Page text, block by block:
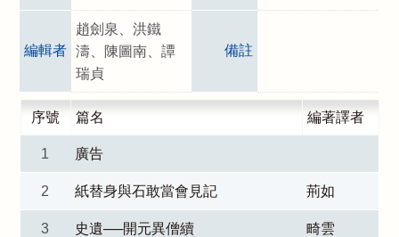
編輯者
趙劍泉、洪鐵
濤、陳圖南、譚
瑞貞
備註
序號 篇名 編著譯者
1 廣告
2 紙替身與石敢當會見記 荊如
3 史遺──開元異僧續 畸雲